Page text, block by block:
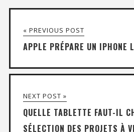
« PREVIOUS POST
APPLE PRÉPARE UN IPHONE
NEXT POST »
QUELLE TABLETTE FAUT-IL
SÉLECTION DES PROJETS À